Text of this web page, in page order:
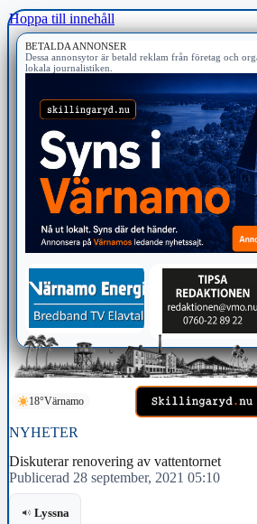
Hoppa till innehåll
BETALDA ANNONSER
Dessa annonsytor är betald reklam från företag och
lokala journalistiken.
18°Värnamo
NYHETER
Diskuterar renovering av vattentornet
Publicerad 28 september, 2021 05:10
Lyssna